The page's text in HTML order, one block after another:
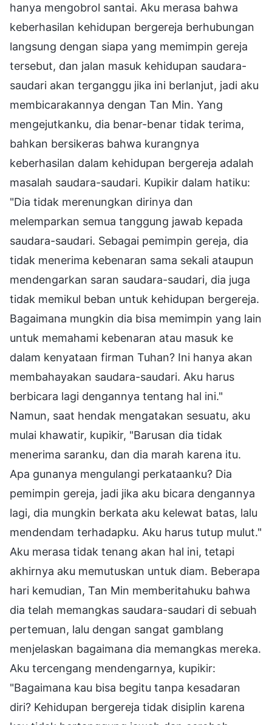
hanya mengobrol santai. Aku merasa bahwa
keberhasilan kehidupan bergereja berhubungan
langsung dengan siapa yang memimpin gereja
tersebut, dan jalan masuk kehidupan saudara-
saudari akan terganggu jika ini berlanjut, jadi aku
membicarakannya dengan Tan Min. Yang
mengejutkanku, dia benar-benar tidak terima,
bahkan bersikeras bahwa kurangnya
keberhasilan dalam kehidupan bergereja adalah
masalah saudara-saudari. Kupikir dalam hatiku:
"Dia tidak merenungkan dirinya dan
melemparkan semua tanggung jawab kepada
saudara-saudari. Sebagai pemimpin gereja, dia
tidak menerima kebenaran sama sekali ataupun
mendengarkan saran saudara-saudari, dia juga
tidak memikul beban untuk kehidupan bergereja.
Bagaimana mungkin dia bisa memimpin yang lain
untuk memahami kebenaran atau masuk ke
dalam kenyataan firman Tuhan? Ini hanya akan
membahayakan saudara-saudari. Aku harus
berbicara lagi dengannya tentang hal ini."
Namun, saat hendak mengatakan sesuatu, aku
mulai khawatir, kupikir, "Barusan dia tidak
menerima saranku, dan dia marah karena itu.
Apa gunanya mengulangi perkataanku? Dia
pemimpin gereja, jadi jika aku bicara dengannya
lagi, dia mungkin berkata aku kelewat batas, lalu
mendendam terhadapku. Aku harus tutup mulut."
Aku merasa tidak tenang akan hal ini, tetapi
akhirnya aku memutuskan untuk diam. Beberapa
hari kemudian, Tan Min memberitahuku bahwa
dia telah memangkas saudara-saudari di sebuah
pertemuan, lalu dengan sangat gamblang
menjelaskan bagaimana dia memangkas mereka.
Aku tercengang mendengarnya, kupikir:
"Bagaimana kau bisa begitu tanpa kesadaran
diri? Kehidupan bergereja tidak disiplin karena